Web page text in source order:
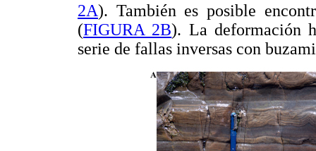
2A). También es posible
(FIGURA 2B). La deformación
serie de fallas inversas con